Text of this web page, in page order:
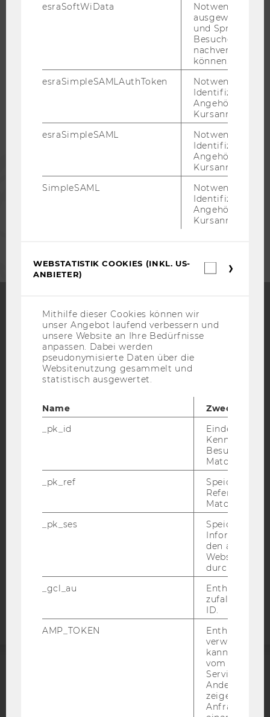
STUDIERENDE
ALUMNI
MITARBEITENDE
FacebookInstagramBlog
YouTube NewsletterBluesky
BARRIEREFREIHEITSERKLÄRUNG WEBSEITE
DATENSCHUTZERKLÄRUNG
DATENSCHUTZERKLÄRUNG SOCIAL MEDIA
STUDIENBEWERBER*INNEN UND STUDIERENDE
Barrierefreiheitserklärung
esraSoftWiData
Notwendig um
ausgewählte
und
Besuchers
nachverfolgen
können.
esraSimpleSAMLAuthToken
Notwendig zur
Identifizierung
Angehörige/r für
Kursanmeldung.
esraSimpleSAML
Notwendig zur
Identifizierung
Angehörige/r für
Kursanmeldung.
SimpleSAML
Notwendig zur
Identifizierung
Angehörige/r für
Kursanmeldung.
WEBSTATISTIK COOKIES (INKL. US-
ANBIETER)
Mithilfe dieser Cookies können wir
unser Angebot laufend verbessern und
unsere Website an Ihre Bedürfnisse
anpassen. Dabei werden
pseudonymisierte Daten über die
Websitenutzung gesammelt und
statistisch ausgewertet.
Name
Zweck
_pk_id
Eindeutige
Besuchers
Matomo.
_pk_ref
Speicherung
Referrers
Matomo.
_pk_ses
Speicherung
den aktuellen
durch
_gcl_au
Enthält eine
ID.
AMP_TOKEN
Enthält ein
verwendet
kann, um
vom AMP-
Service
Andere
zeigen Opt-
Anfrage im